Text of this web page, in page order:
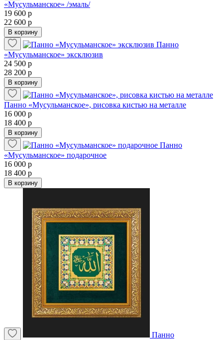
«Мусульманское» /эмаль/
19 600 р
22 600 р
В корзину
Панно
«Мусульманское» эксклюзив
24 500 р
28 200 р
В корзину
Панно «Мусульманское», рисовка кистью на металле
16 000 р
18 400 р
В корзину
Панно
«Мусульманское» подарочное
16 000 р
18 400 р
В корзину
Панно